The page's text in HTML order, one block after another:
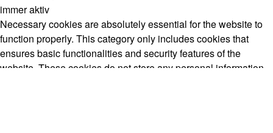
immer aktiv
Necessary cookies are absolutely essential for the website to
function properly. This category only includes cookies that
ensures basic functionalities and security features of the
website. These cookies do not store any personal information.